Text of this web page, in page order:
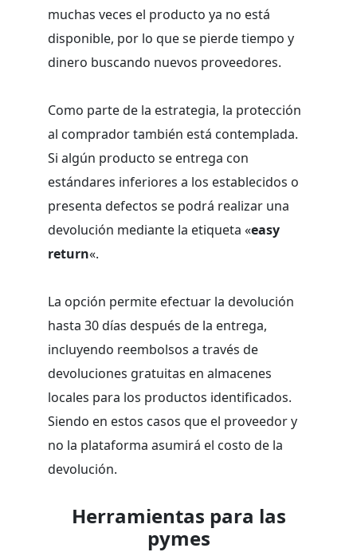
muchas veces el producto ya no está
disponible, por lo que se pierde tiempo y
dinero buscando nuevos proveedores.
Como parte de la estrategia, la protección
al comprador también está contemplada.
Si algún producto se entrega con
estándares inferiores a los establecidos o
presenta defectos se podrá realizar una
devolución mediante la etiqueta «easy
return«.
La opción permite efectuar la devolución
hasta 30 días después de la entrega,
incluyendo reembolsos a través de
devoluciones gratuitas en almacenes
locales para los productos identificados.
Siendo en estos casos que el proveedor y
no la plataforma asumirá el costo de la
devolución.
Herramientas para las
pymes